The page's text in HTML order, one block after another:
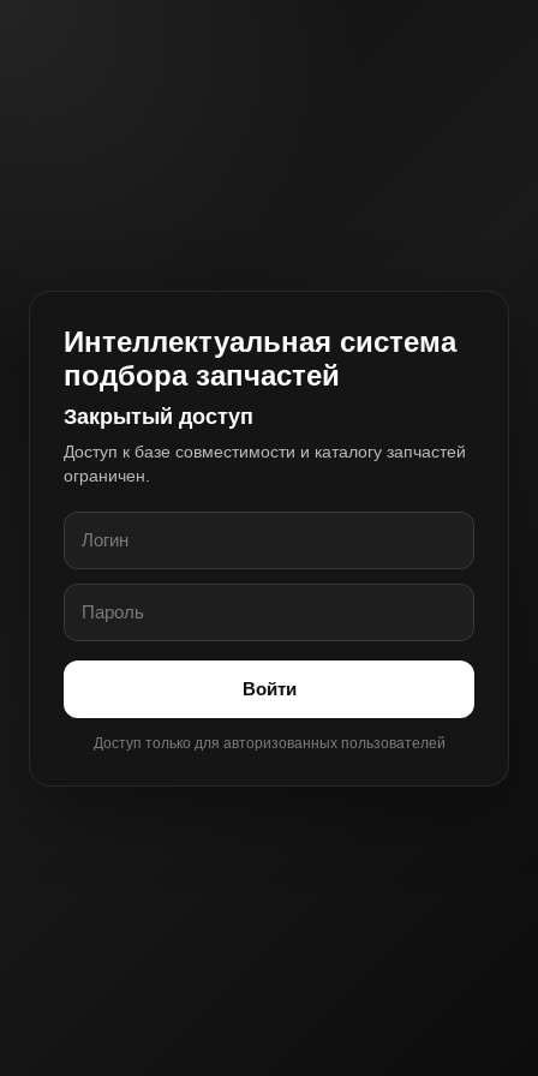
Интеллектуальная система
подбора запчастей
Закрытый доступ
Доступ к базе совместимости и каталогу запчастей
ограничен.
Войти
Доступ только для авторизованных пользователей